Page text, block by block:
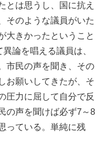
とは思うし、国に抗え
そのような議員がいた
大きかったということ
論を唱える議員は、
市民の声を聞き、その
お願いしてきたが、そ
圧力に屈して自分で反
の声を聞けば必ず7～8
っている。単純に残